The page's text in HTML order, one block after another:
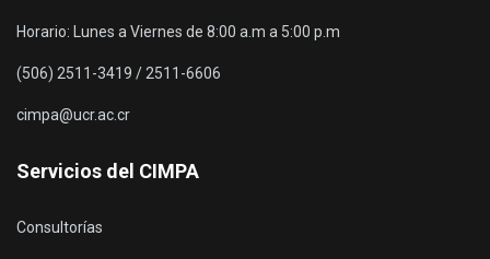
Horario: Lunes a Viernes de 8:00 a.m a 5:00 p.m
(506) 2511-3419 / 2511-6606
cimpa@ucr.ac.cr
Servicios del CIMPA
Consultorías